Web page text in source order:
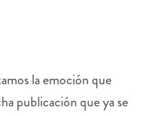
la emoción que
publicación que ya se